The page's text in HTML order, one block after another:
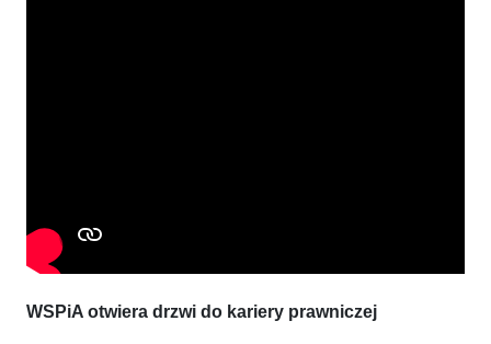
WSPiA otwiera drzwi do kariery prawniczej